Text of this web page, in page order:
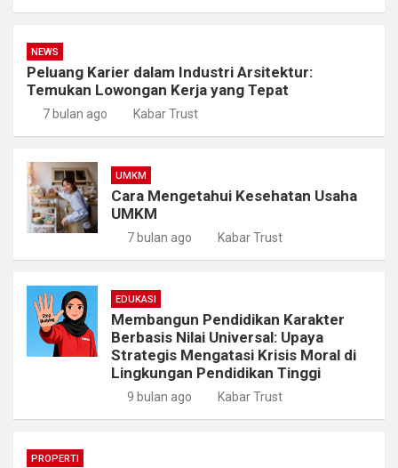
NEWS
Peluang Karier dalam Industri Arsitektur:
Temukan Lowongan Kerja yang Tepat
7 bulan ago Kabar Trust
UMKM
Cara Mengetahui Kesehatan Usaha
UMKM
7 bulan ago Kabar Trust
EDUKASI
Membangun Pendidikan Karakter
Berbasis Nilai Universal: Upaya
Strategis Mengatasi Krisis Moral di
Lingkungan Pendidikan Tinggi
9 bulan ago Kabar Trust
PROPERTI